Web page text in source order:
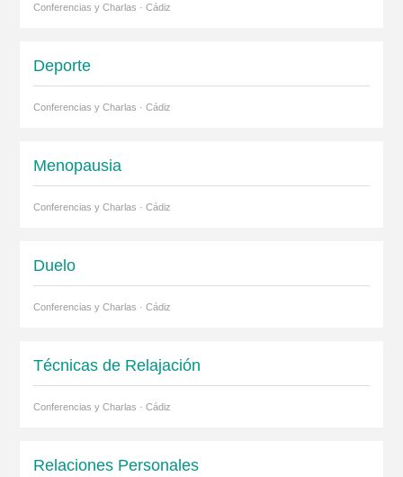
Conferencias y Charlas · Cádiz
Deporte
Conferencias y Charlas · Cádiz
Menopausia
Conferencias y Charlas · Cádiz
Duelo
Conferencias y Charlas · Cádiz
Técnicas de Relajación
Conferencias y Charlas · Cádiz
Relaciones Personales